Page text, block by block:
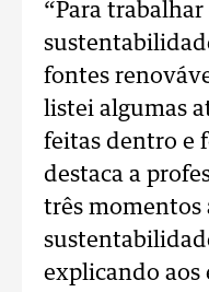
“Para
fontes
listei algumas
feitas dentro e
destaca a
três momentos
explicando aos